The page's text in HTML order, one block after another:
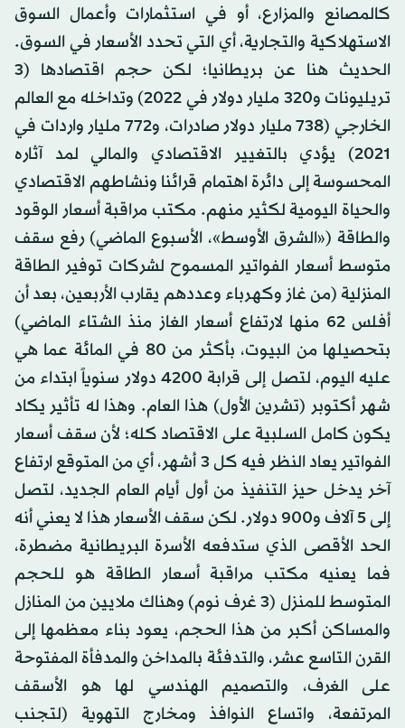
كالمصانع والمزارع، أو في استثمارات وأعمال السوق
الاستهلاكية والتجارية، أي التي تحدد الأسعار في السوق.
الحديث هنا عن بريطانيا؛ لكن حجم اقتصادها (3
تريليونات و320 مليار دولار في 2022) وتداخله مع العالم
الخارجي (738 مليار دولار صادرات، و772 مليار واردات في
2021) يؤدي بالتغيير الاقتصادي والمالي لمد آثاره
المحسوسة إلى دائرة اهتمام قرائنا ونشاطهم الاقتصادي
والحياة اليومية لكثير منهم. مكتب مراقبة أسعار الوقود
والطاقة («الشرق الأوسط»، الأسبوع الماضي) رفع سقف
متوسط أسعار الفواتير المسموح لشركات توفير الطاقة
المنزلية (من غاز وكهرباء وعددهم يقارب الأربعين، بعد أن
أفلس 62 منها لارتفاع أسعار الغاز منذ الشتاء الماضي)
بتحصيلها من البيوت، بأكثر من 80 في المائة عما هي
عليه اليوم، لتصل إلى قرابة 4200 دولار سنوياً ابتداء من
شهر أكتوبر (تشرين الأول) هذا العام. وهذا له تأثير يكاد
يكون كامل السلبية على الاقتصاد كله؛ لأن سقف أسعار
الفواتير يعاد النظر فيه كل 3 أشهر، أي من المتوقع ارتفاع
آخر يدخل حيز التنفيذ من أول أيام العام الجديد، لتصل
إلى 5 آلاف و900 دولار. لكن سقف الأسعار هذا لا يعني أنه
الحد الأقصى الذي ستدفعه الأسرة البريطانية مضطرة،
فما يعنيه مكتب مراقبة أسعار الطاقة هو للحجم
المتوسط للمنزل (3 غرف نوم) وهناك ملايين من المنازل
والمساكن أكبر من هذا الحجم، يعود بناء معظمها إلى
القرن التاسع عشر، والتدفئة بالمداخن والمدفأة المفتوحة
على الغرف، والتصميم الهندسي لها هو الأسقف
المرتفعة، واتساع النوافذ ومخارج التهوية (لتجنب